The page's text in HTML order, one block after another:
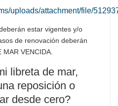
uploads/attachment/file/
estar vigentes y/o
de renovación deberán
VENCIDA.
libreta de mar,
reposición o
desde cero?